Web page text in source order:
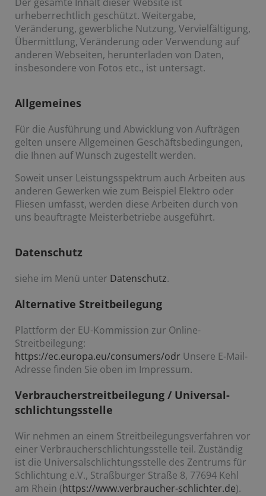
urheberrechtlich geschützt. Weitergabe,
Veränderung, gewerbliche Nutzung, Vervielfältigung,
Übermittlung, Veränderung oder Verwendung auf
anderen Webseiten, herunterladen von Daten,
insbesondere von Fotos etc., ist untersagt.
Allgemeines
Für die Ausführung und Abwicklung von Aufträgen
gelten unsere Allgemeinen Geschäftsbedingungen,
die Ihnen auf Wunsch zugestellt werden.
Soweit unser Leistungsspektrum auch Arbeiten aus
anderen Gewerken wie zum Beispiel Elektro oder
Fliesen umfasst, werden diese Arbeiten durch von
uns beauftragte Meisterbetriebe ausgeführt.
Datenschutz
siehe im Menü unter Datenschutz.
Alternative Streitbeilegung
Plattform der EU-Kommission zur Online-
Streitbeilegung:
https://ec.europa.eu/consumers/odr Unsere E-Mail-
Adresse finden Sie oben im Impressum.
Verbraucher­streitbeilegung / Universal­
schlichtungsstelle
Wir nehmen an einem Streitbeilegungsverfahren vor
einer Verbraucherschlichtungsstelle teil. Zuständig
ist die Universalschlichtungsstelle des Zentrums für
Schlichtung e.V., Straßburger Straße 8, 77694 Kehl
am Rhein (https://www.verbraucher-schlichter.de).